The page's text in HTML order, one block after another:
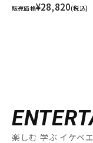
販売価格¥28,820(税込)
楽しむ 学ぶ イケベ